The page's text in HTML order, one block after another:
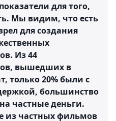
для того,
Мы видим, что есть
для создания
Из 44
вышедших в
только 20% были с
большинство
частные деньги.
из частных фильмов